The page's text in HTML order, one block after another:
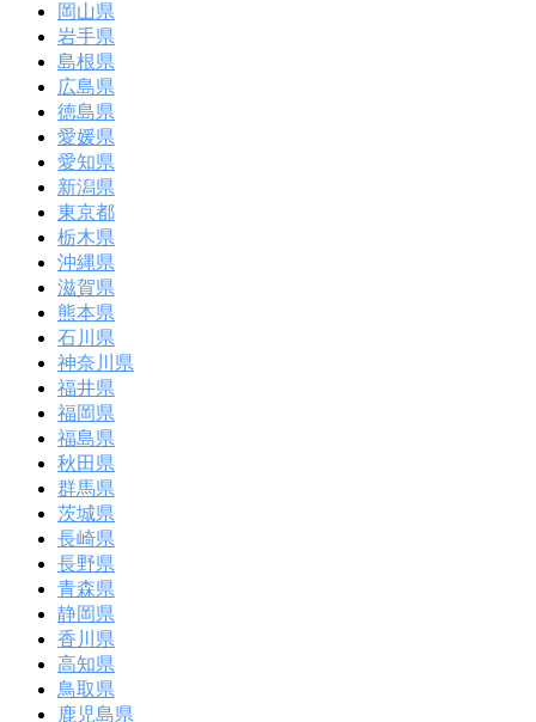
岡山県
岩手県
島根県
広島県
徳島県
愛媛県
愛知県
新潟県
東京都
栃木県
沖縄県
滋賀県
熊本県
石川県
神奈川県
福井県
福岡県
福島県
秋田県
群馬県
茨城県
長崎県
長野県
青森県
静岡県
香川県
高知県
鳥取県
鹿児島県